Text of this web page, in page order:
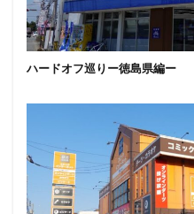
ハードオフ巡りー徳島県編ー